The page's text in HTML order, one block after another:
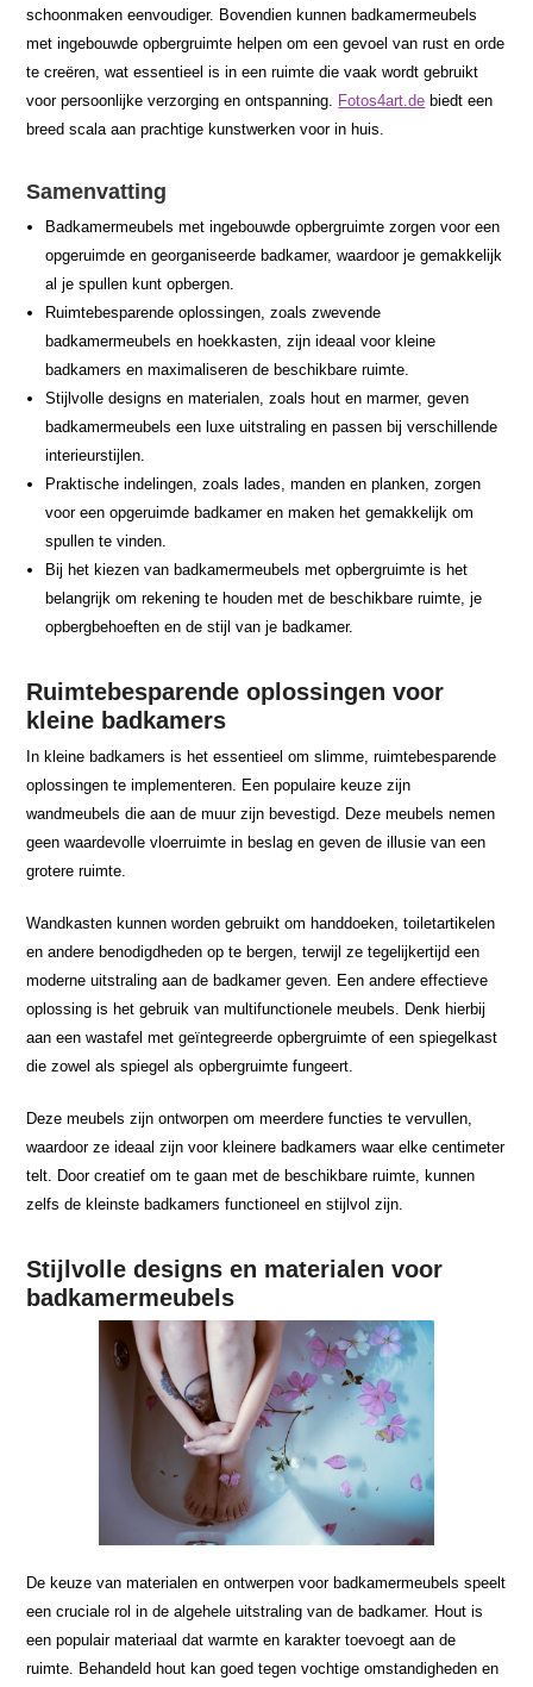
schoonmaken eenvoudiger. Bovendien kunnen badkamermeubels
met ingebouwde opbergruimte helpen om een gevoel van rust en orde
te creëren, wat essentieel is in een ruimte die vaak wordt gebruikt
voor persoonlijke verzorging en ontspanning. Fotos4art.de biedt een
breed scala aan prachtige kunstwerken voor in huis.
Samenvatting
Badkamermeubels met ingebouwde opbergruimte zorgen voor een
opgeruimde en georganiseerde badkamer, waardoor je gemakkelijk
al je spullen kunt opbergen.
Ruimtebesparende oplossingen, zoals zwevende
badkamermeubels en hoekkasten, zijn ideaal voor kleine
badkamers en maximaliseren de beschikbare ruimte.
Stijlvolle designs en materialen, zoals hout en marmer, geven
badkamermeubels een luxe uitstraling en passen bij verschillende
interieurstijlen.
Praktische indelingen, zoals lades, manden en planken, zorgen
voor een opgeruimde badkamer en maken het gemakkelijk om
spullen te vinden.
Bij het kiezen van badkamermeubels met opbergruimte is het
belangrijk om rekening te houden met de beschikbare ruimte, je
opbergbehoeften en de stijl van je badkamer.
Ruimtebesparende oplossingen voor
kleine badkamers
In kleine badkamers is het essentieel om slimme, ruimtebesparende
oplossingen te implementeren. Een populaire keuze zijn
wandmeubels die aan de muur zijn bevestigd. Deze meubels nemen
geen waardevolle vloerruimte in beslag en geven de illusie van een
grotere ruimte.
Wandkasten kunnen worden gebruikt om handdoeken, toiletartikelen
en andere benodigdheden op te bergen, terwijl ze tegelijkertijd een
moderne uitstraling aan de badkamer geven. Een andere effectieve
oplossing is het gebruik van multifunctionele meubels. Denk hierbij
aan een wastafel met geïntegreerde opbergruimte of een spiegelkast
die zowel als spiegel als opbergruimte fungeert.
Deze meubels zijn ontworpen om meerdere functies te vervullen,
waardoor ze ideaal zijn voor kleinere badkamers waar elke centimeter
telt. Door creatief om te gaan met de beschikbare ruimte, kunnen
zelfs de kleinste badkamers functioneel en stijlvol zijn.
Stijlvolle designs en materialen voor
badkamermeubels
De keuze van materialen en ontwerpen voor badkamermeubels speelt
een cruciale rol in de algehele uitstraling van de badkamer. Hout is
een populair materiaal dat warmte en karakter toevoegt aan de
ruimte. Behandeld hout kan goed tegen vochtige omstandigheden en